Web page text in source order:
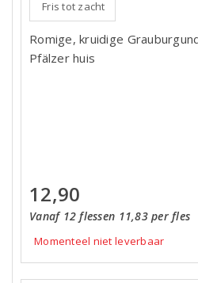
Fris tot zacht
Romige, kruidige
Pfälzer huis
12,90
Vanaf 12 flessen 11,83 per fles
Momenteel niet leverbaar